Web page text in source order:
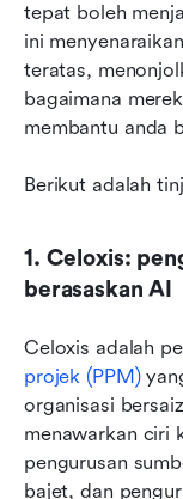
tepat boleh
ini
teratas,
bagaimana
membantu anda
Berikut adalah
1. Celoxis:
berasaskan AI
Celoxis adalah
projek (PPM)
organisasi
menawarkan ciri
pengurusan
bajet, dan